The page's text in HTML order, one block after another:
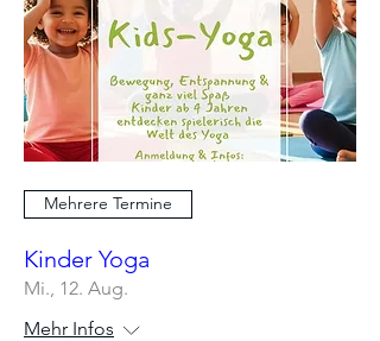
Mehrere Termine
Kinder Yoga
Mi., 12. Aug.
Mehr Infos